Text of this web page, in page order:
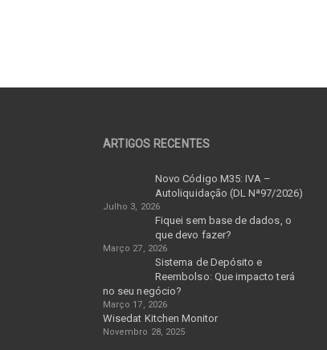
ARTIGOS RECENTES
Novo Código M35: IVA –
Autoliquidação (DL Nª97/2026)
Julho 3, 2026
Fiquei sem base de dados, o
que devo fazer?
Março 27, 2026
Sistema de Depósito e
Reembolso: Que impacto terá
no seu negócio?
Março 17, 2026
Wisedat Kitchen Monitor
Novembro 28, 2025